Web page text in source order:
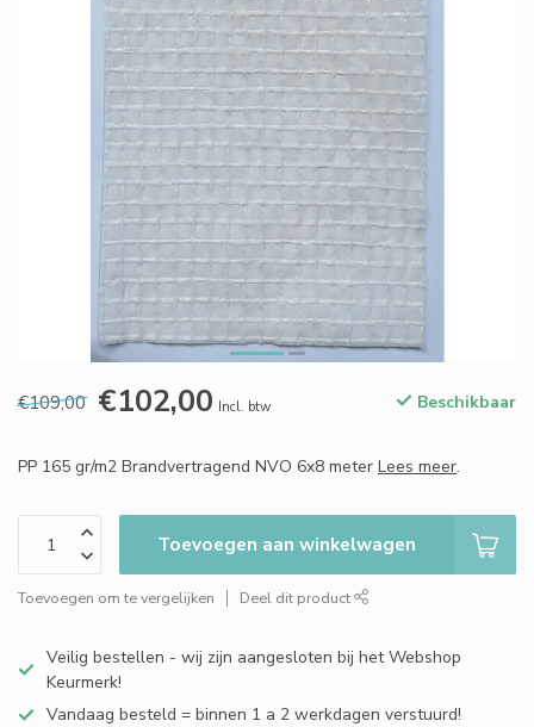
€109,00 €102,00 Incl. btw Beschikbaar
PP 165 gr/m2 Brandvertragend NVO 6x8 meter Lees meer.
Toevoegen aan winkelwagen
Toevoegen om te vergelijken Deel dit product
Veilig bestellen - wij zijn aangesloten bij het Webshop
Keurmerk!
Vandaag besteld = binnen 1 a 2 werkdagen verstuurd!